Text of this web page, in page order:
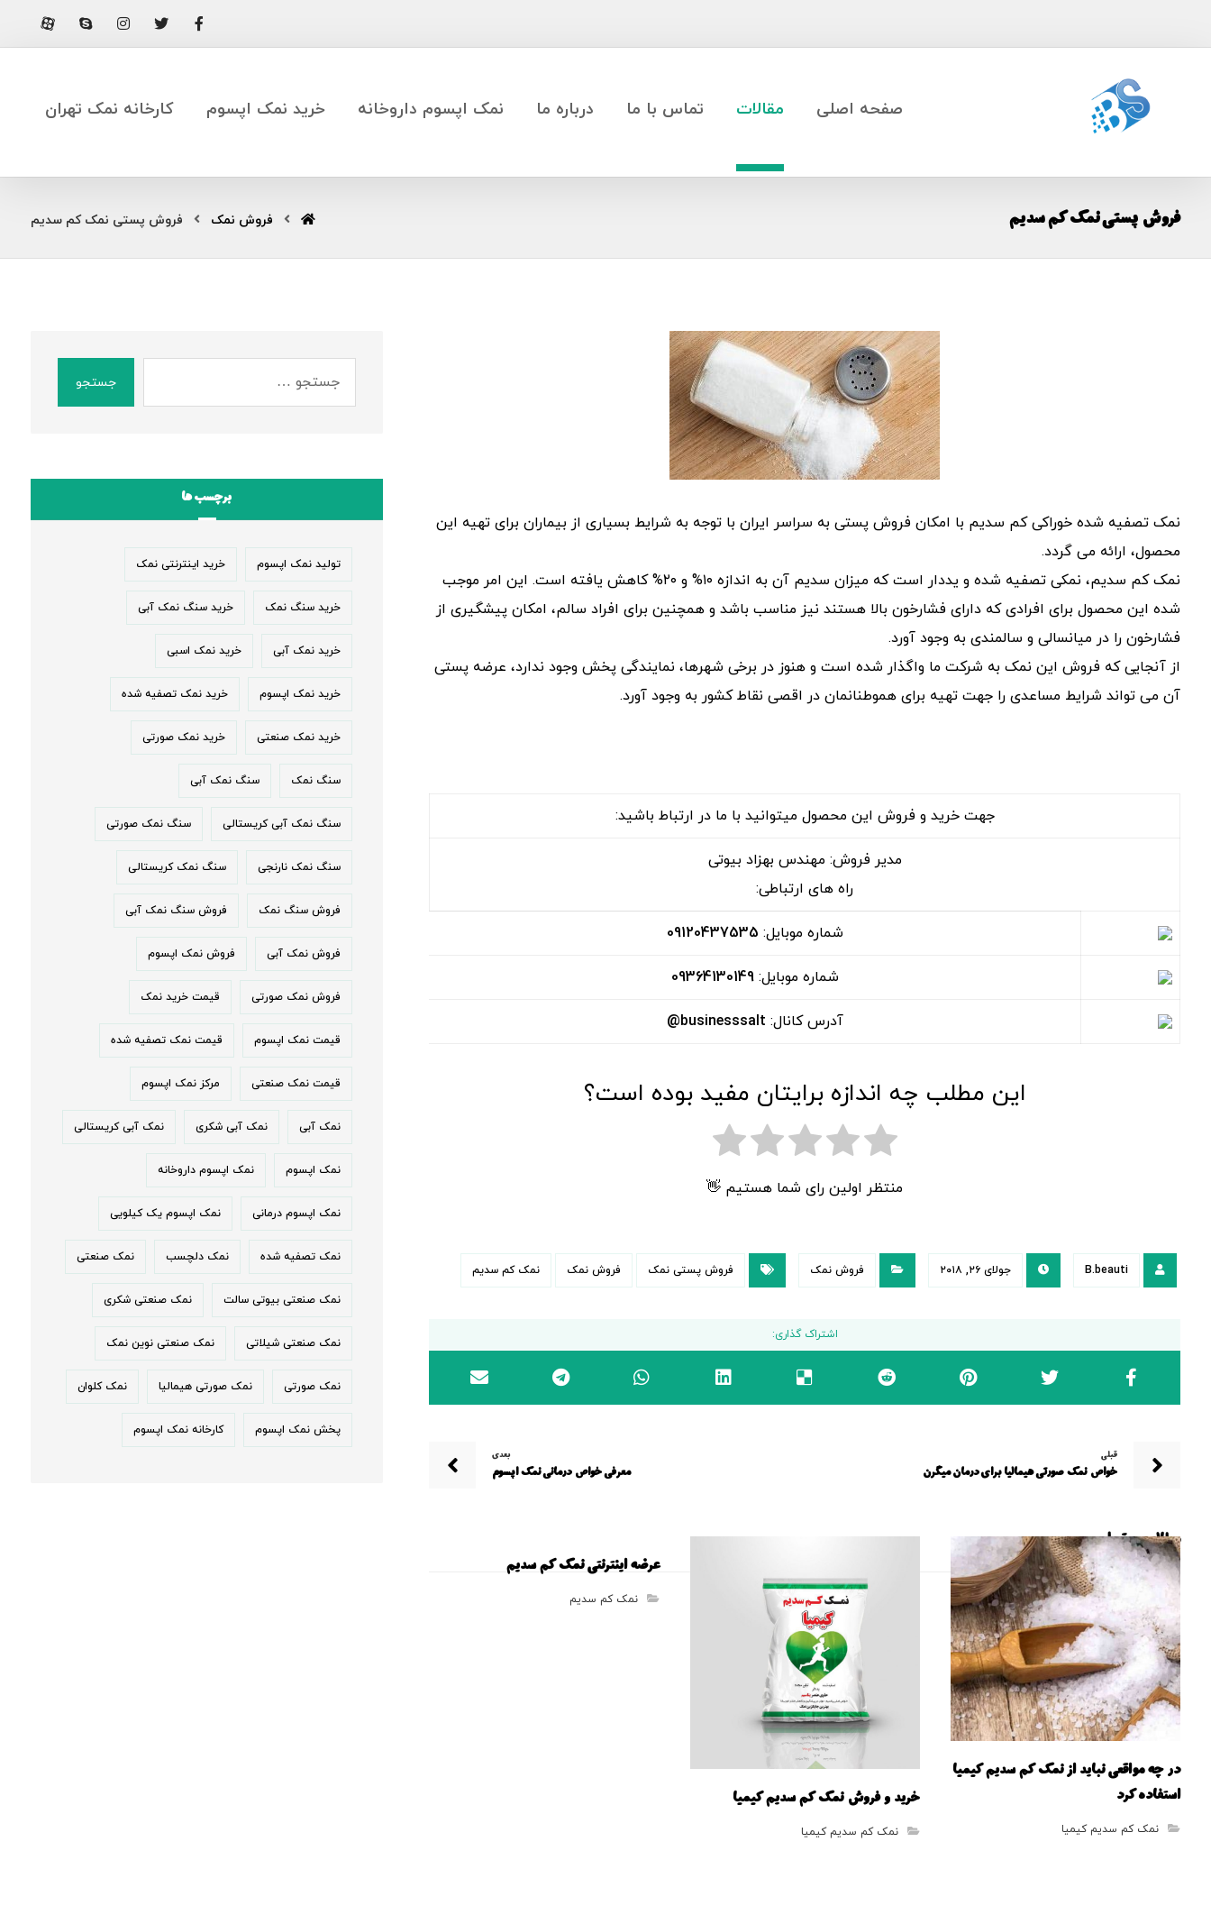
صفحه اصلی مقالات تماس با ما درباره ما نمک اپسوم داروخانه خرید نمک اپسوم کارخانه نمک تهران
فروش پستی نمک کم سدیم فروش نمک فروش پستی نمک کم سدیم
نمک تصفیه شده خوراکی کم سدیم با امکان فروش پستی به سراسر ایران با توجه به شرایط بسیاری از بیماران برای تهیه این
محصول، ارائه می گردد.
نمک کم سدیم، نمکی تصفیه شده و یددار است که میزان سدیم آن به اندازه ۱۰% و ۲۰% کاهش یافته است. این امر موجب
شده این محصول برای افرادی که دارای فشارخون بالا هستند نیز مناسب باشد و همچنین برای افراد سالم، امکان پیشگیری از
فشارخون را در میانسالی و سالمندی به وجود آورد.
از آنجایی که فروش این نمک به شرکت ما واگذار شده است و هنوز در برخی شهرها، نمایندگی پخش وجود ندارد، عرضه پستی
آن می تواند شرایط مساعدی را جهت تهیه برای هموطنانمان در اقصی نقاط کشور به وجود آورد.
جهت خرید و فروش این محصول میتوانید با ما در ارتباط باشید:
مدیر فروش: مهندس بهزاد بیوتی
راه های ارتباطی:
شماره موبایل: 09120437535
شماره موبایل:09364130149
آدرس کانال: businesssalt@
این مطلب چه اندازه برایتان مفید بوده است؟
منتظر اولین رای شما هستیم 👋
B.beauti جولای ۲۶, ۲۰۱۸ فروش نمک فروش پستی نمک فروش نمک نمک کم سدیم
قبلی
خواص نمک صورتی هیمالیا برای درمان میگرن
بعدی
معرفی خواص درمانی نمک اپسوم
مطالب مرتبط ...
در چه مواقعی نباید از نمک کم سدیم کیمیا
استفاده کرد
نمک کم سدیم کیمیا
خرید و فروش نمک کم سدیم کیمیا
نمک کم سدیم کیمیا
عرضه اینترنتی نمک کم سدیم
نمک کم سدیم
جستجو
برچسب ها
تولید نمک اپسوم خرید اینترنتی نمک
خرید سنگ نمک خرید سنگ نمک آبی
خرید نمک آبی خرید نمک اسبی
خرید نمک اپسوم خرید نمک تصفیه شده
خرید نمک صنعتی خرید نمک صورتی
سنگ نمک سنگ نمک آبی
سنگ نمک آبی کریستالی سنگ نمک صورتی
سنگ نمک نارنجی سنگ نمک کریستالی
فروش سنگ نمک فروش سنگ نمک آبی
فروش نمک آبی فروش نمک اپسوم
فروش نمک صورتی قیمت خرید نمک
قیمت نمک اپسوم قیمت نمک تصفیه شده
قیمت نمک صنعتی مرکز نمک اپسوم
نمک آبی نمک آبی شکری نمک آبی کریستالی
نمک اپسوم نمک اپسوم داروخانه
نمک اپسوم درمانی نمک اپسوم یک کیلویی
نمک تصفیه شده نمک دلچسب نمک صنعتی
نمک صنعتی بیوتی سالت نمک صنعتی شکری
نمک صنعتی شیلاتی نمک صنعتی نوین نمک
نمک صورتی نمک صورتی هیمالیا نمک کلوان
پخش نمک اپسوم کارخانه نمک اپسوم